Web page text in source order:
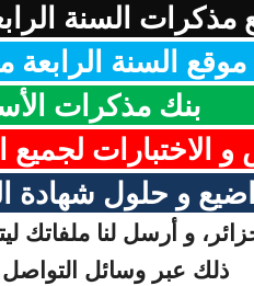
مذكرات السنة
موقع السنة
بنك مذكرات
الاختبارات لجميع
و حلول شهادة
و أرسل لنا ملفاتك
ذلك عبر وسائل التواصل